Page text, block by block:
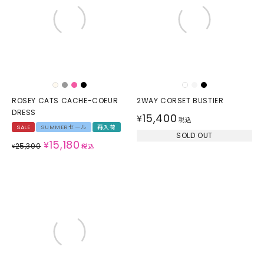
ROSEY CATS CACHE-COEUR
DRESS
SALE SUMMERセール 再入荷
¥25,300 ¥15,180 税込
2WAY CORSET BUSTIER
¥15,400 税込
SOLD OUT